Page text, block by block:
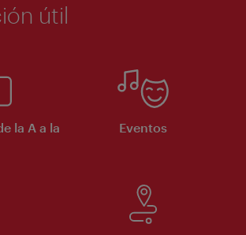
útil
la A a la
Eventos